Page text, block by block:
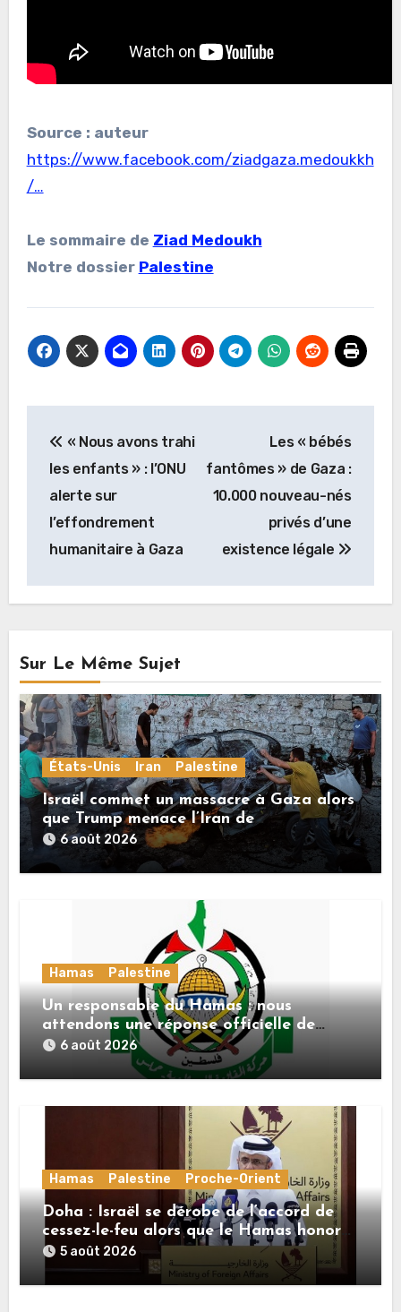
Source : auteur
https://www.facebook.com/ziadgaza.medoukkh
/…
Le sommaire de Ziad Medoukh
Notre dossier Palestine
de
l’article
« Nous avons trahi
les enfants » : l’ONU
alerte sur
l’effondrement
humanitaire à Gaza
Les « bébés
fantômes » de Gaza :
10.000 nouveau-nés
privés d’une
existence légale
Sur Le Même Sujet
États-Unis Iran Palestine
Israël commet un massacre à Gaza alors
que Trump menace l’Iran de
«décapitation»
6 août 2026
Hamas Palestine
Un responsable du Hamas : nous
attendons une réponse officielle de
Mladenov concernant la feuille de route
de la deuxième phase de l’accord
6 août 2026
Hamas Palestine Proche-Orient
Doha : Israël se dérobe de l’accord de
cessez-le-feu alors que le Hamas honore
ses engagements
5 août 2026